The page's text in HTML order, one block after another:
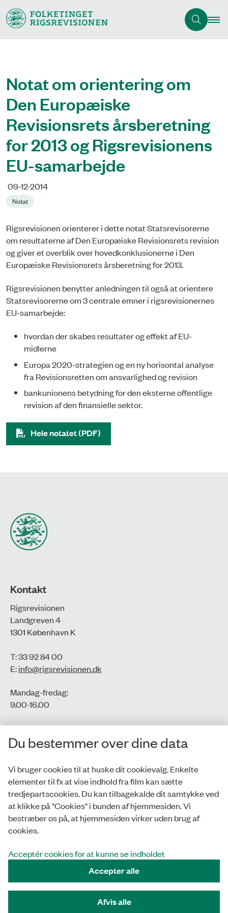
Notat om orientering om
Den Europæiske
Revisionsrets årsberetning
for 2013 og Rigsrevisio­­nens
EU-samarbejde
09-12-2014
Notat
Rigsrevisionen orienterer i dette notat Statsrevisorerne
om resultaterne af Den Europæiske Revisionsrets revision
og giver et overblik over hovedkonklusionerne i Den
Europæiske Revisionsrets årsberetning for 2013.
Rigsrevisionen benytter anledningen til også at orientere
Statsrevisorerne om 3 centrale emner i rigsrevisionernes
EU-samarbejde:
hvordan der skabes resultater og effekt af EU-
midlerne
Europa 2020-strategien og en ny horisontal analyse
fra Revisionsretten om ansvarlighed og revision
bankunionens betydning for den eksterne offentlige
revision af den finansielle sektor.
Hele notatet (PDF)
Kontakt
Rigsrevisionen
Landgreven 4
1301 København K
T: 33 92 84 00
E:info@rigsrevisionen.dk
Mandag-fredag:
9.00-16.00​
CVR-nr.: 77806113
EAN-nr.: 5798000016002
Privatlivspolitik
Whistleblowerordning
Tilgængelighedserklæring
Tilmeld nyhedsbrev
Du bestemmer over dine data
Vi bruger cookies til at huske dit cookievalg. Enkelte
elementer til fx at vise indhold fra film kan sætte
tredjepartscookies. Du kan tilbagekalde dit samtykke ved
at klikke på "Cookies" i bunden af hjemmesiden. Vi
bestræber os på, at hjemmesiden virker uden brug af
cookies.
Acceptér cookies for at kunne se indholdet
Accepter alle
Afvis alle